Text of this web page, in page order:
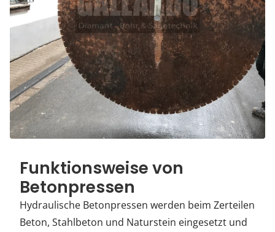
Funktionsweise von
Betonpressen
Hydraulische Betonpressen werden beim Zerteilen
Beton, Stahlbeton und Naturstein eingesetzt und